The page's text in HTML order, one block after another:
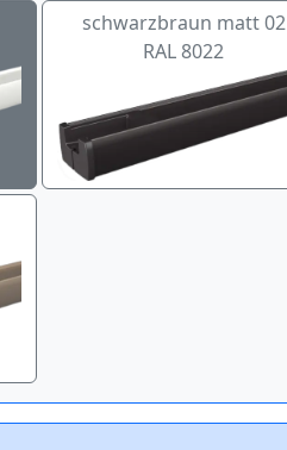
schwarzbraun matt 02
RAL 8022